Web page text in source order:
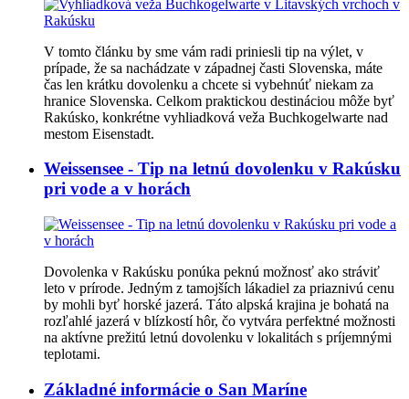
V tomto článku by sme vám radi priniesli tip na výlet, v
prípade, že sa nachádzate v západnej časti Slovenska, máte
čas len krátku dovolenku a chcete si vybehnúť niekam za
hranice Slovenska. Celkom praktickou destináciou môže byť
Rakúsko, konkrétne vyhliadková veža Buchkogelwarte nad
mestom Eisenstadt.
Weissensee - Tip na letnú dovolenku v Rakúsku
pri vode a v horách
Dovolenka v Rakúsku ponúka peknú možnosť ako stráviť
leto v prírode. Jedným z tamojších lákadiel za priaznivú cenu
by mohli byť horské jazerá. Táto alpská krajina je bohatá na
rozľahlé jazerá v blízkostí hôr, čo vytvára perfektné možnosti
na aktívne prežitú letnú dovolenku v lokalitách s príjemnými
teplotami.
Základné informácie o San Maríne